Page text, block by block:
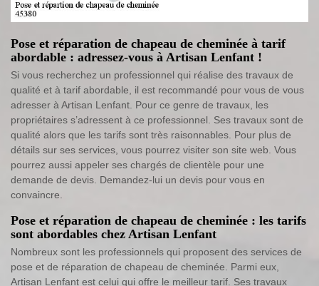
Pose et réparation de chapeau de cheminée à tarif
abordable : adressez-vous à Artisan Lenfant !
Si vous recherchez un professionnel qui réalise des travaux de
qualité et à tarif abordable, il est recommandé pour vous de vous
adresser à Artisan Lenfant. Pour ce genre de travaux, les
propriétaires s’adressent à ce professionnel. Ses travaux sont de
qualité alors que les tarifs sont très raisonnables. Pour plus de
détails sur ses services, vous pourrez visiter son site web. Vous
pourrez aussi appeler ses chargés de clientèle pour une
demande de devis. Demandez-lui un devis pour vous en
convaincre.
Pose et réparation de chapeau de cheminée : les tarifs
sont abordables chez Artisan Lenfant
Nombreux sont les professionnels qui proposent des services de
pose et de réparation de chapeau de cheminée. Parmi eux,
Artisan Lenfant est celui qui offre le meilleur tarif. Ses travaux